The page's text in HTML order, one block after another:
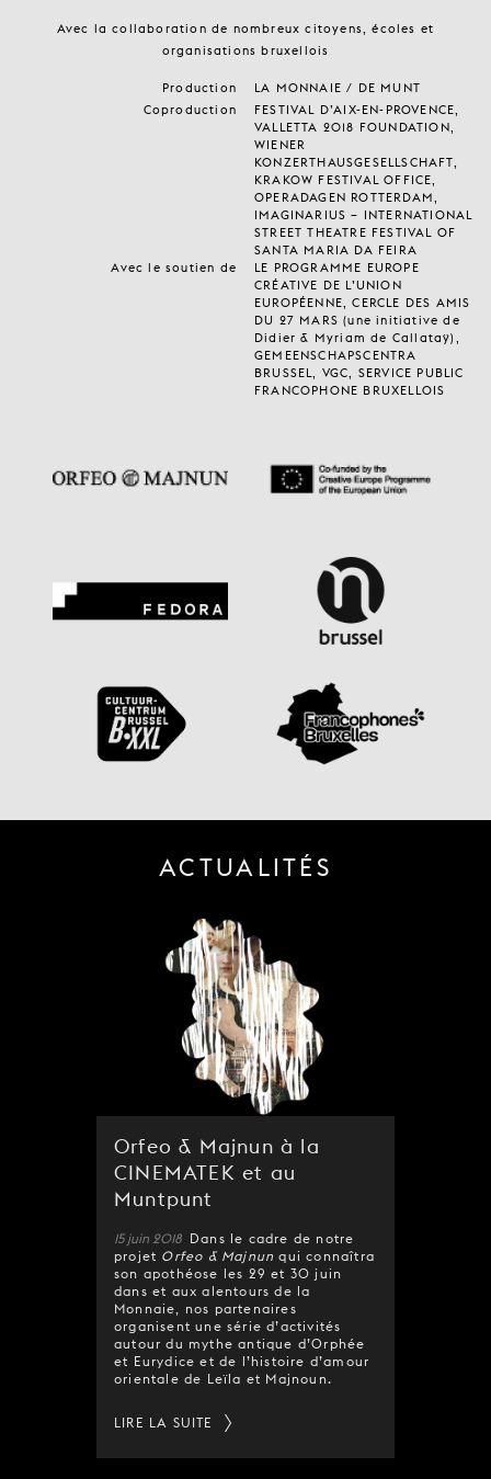
Avec la collaboration de nombreux citoyens, écoles et
organisations bruxellois
Production
LA MONNAIE / DE MUNT
Coproduction
FESTIVAL D’AIX-EN-PROVENCE,
VALLETTA 2018 FOUNDATION,
WIENER
KONZERTHAUSGESELLSCHAFT,
KRAKOW FESTIVAL OFFICE,
OPERADAGEN ROTTERDAM,
IMAGINARIUS – INTERNATIONAL
STREET THEATRE FESTIVAL OF
SANTA MARIA DA FEIRA
Avec le soutien de
LE PROGRAMME EUROPE
CRÉATIVE DE L’UNION
EUROPÉENNE, CERCLE DES AMIS
DU 27 MARS (une initiative de
Didier & Myriam de Callataÿ),
GEMEENSCHAPSCENTRA
BRUSSEL, VGC, SERVICE PUBLIC
FRANCOPHONE BRUXELLOIS
ACTUALITÉS
Orfeo & Majnun à la
CINEMATEK et au
Muntpunt
15 juin 2018 Dans le cadre de notre
projet Orfeo & Majnun qui connaîtra
son apothéose les 29 et 30 juin
dans et aux alentours de la
Monnaie, nos partenaires
organisent une série d’activités
autour du mythe antique d’Orphée
et Eurydice et de l’histoire d’amour
orientale de Leïla et Majnoun.
LIRE LA SUITE